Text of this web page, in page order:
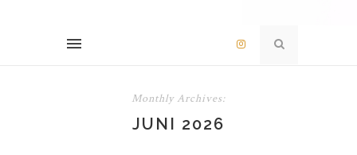
Monthly Archives:
JUNI 2026